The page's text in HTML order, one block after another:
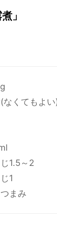
」
てもよい
～2
1
み